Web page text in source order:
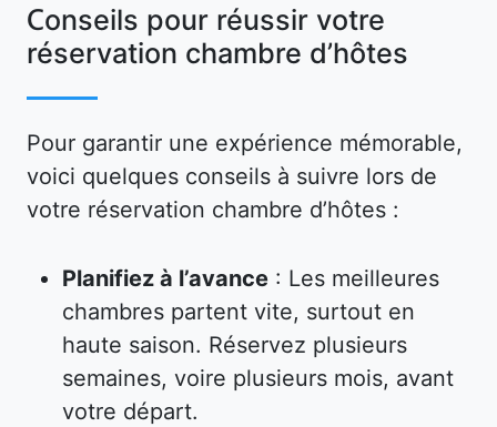
Conseils pour réussir votre
réservation chambre d’hôtes
Pour garantir une expérience mémorable,
voici quelques conseils à suivre lors de
votre réservation chambre d’hôtes :
Planifiez à l’avance : Les meilleures
chambres partent vite, surtout en
haute saison. Réservez plusieurs
semaines, voire plusieurs mois, avant
votre départ.